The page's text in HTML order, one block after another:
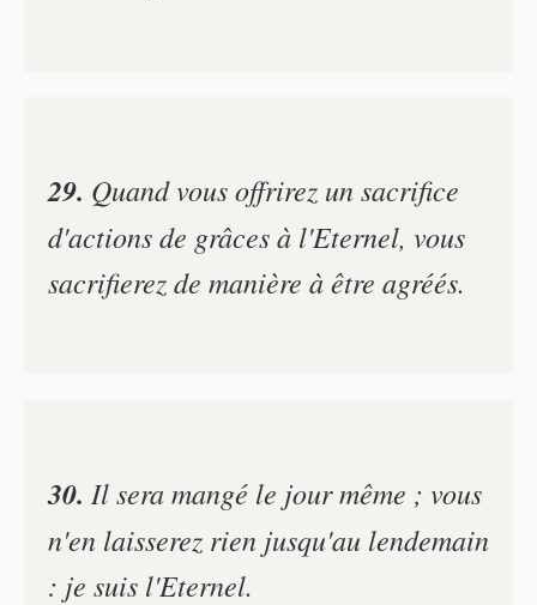
29. Quand vous offrirez un sacrifice
d'actions de grâces à l'Eternel, vous
sacrifierez de manière à être agréés.
30. Il sera mangé le jour même ; vous
n'en laisserez rien jusqu'au lendemain
: je suis l'Eternel.